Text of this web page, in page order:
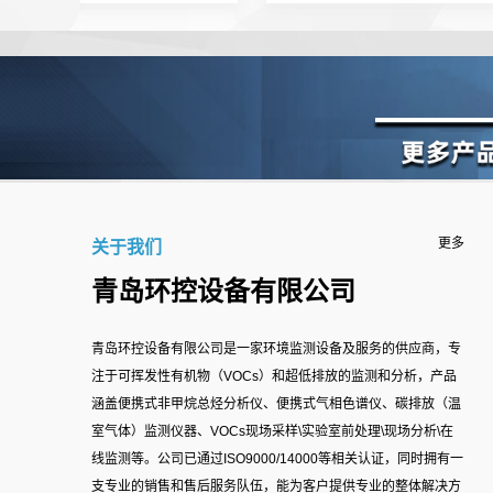
关于我们 更多
青岛环控设备有限公司
青岛环控设备有限公司是一家环境监测设备及服务的供应商，专
注于可挥发性有机物（VOCs）和超低排放的监测和分析，产品
涵盖便携式非甲烷总烃分析仪、便携式气相色谱仪、碳排放（温
室气体）监测仪器、VOCs现场采样\实验室前处理\现场分析\在
线监测等。公司已通过ISO9000/14000等相关认证，同时拥有一
支专业的销售和售后服务队伍，能为客户提供专业的整体解决方